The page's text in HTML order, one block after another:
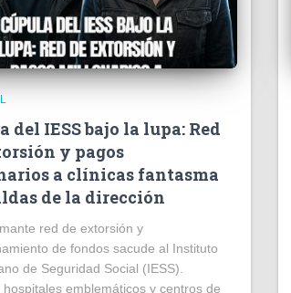
del IESS bajo la lupa: Red
y pagos
a clínicas fantasma
de la dirección
red de extorsión y
de fondos sacude al Instituto
de Seguridad Social (IESS).
hospitales emblemáticos y centros de